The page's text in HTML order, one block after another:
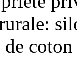
de